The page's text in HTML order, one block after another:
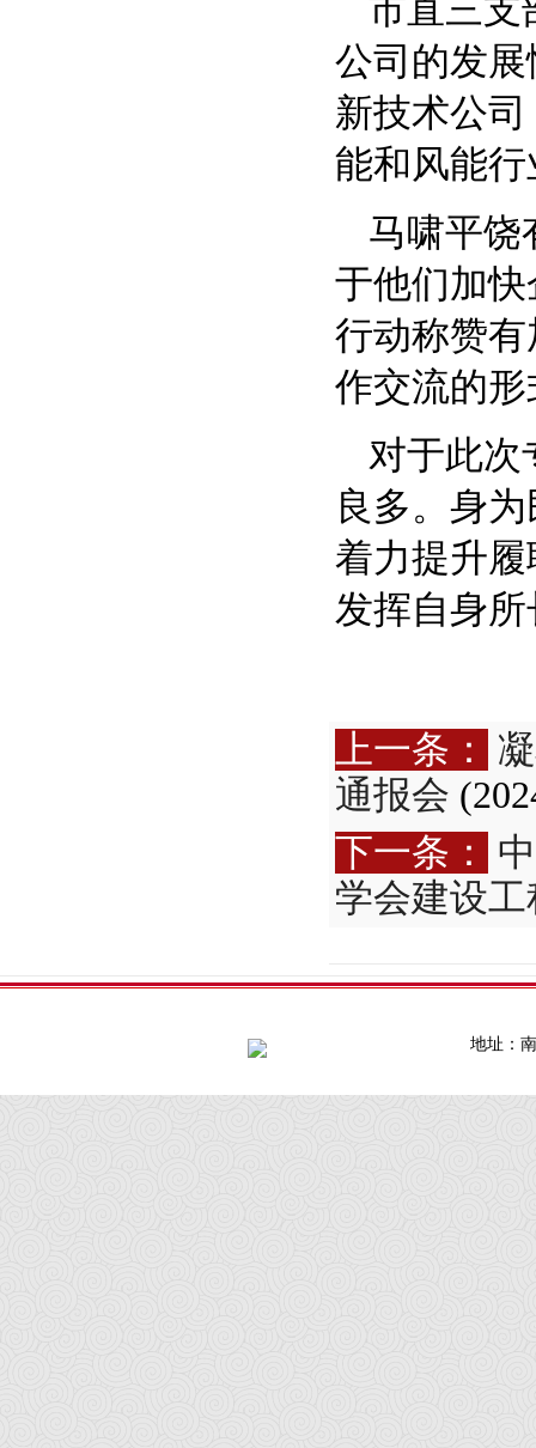
市直三支
公司的发
新技术公
能和风能
马啸平饶
于他们加
行动称赞
作交流的
对于此次
良多。身
着力提升
发挥自身
上一条：
通报会
下一条：
学会建设
地址：